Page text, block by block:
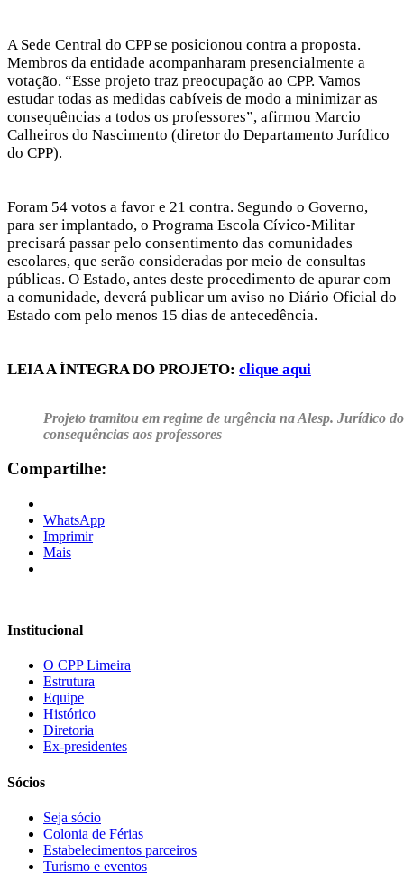
A Sede Central do CPP se posicionou contra a proposta.
Membros da entidade acompanharam presencialmente a
votação. “Esse projeto traz preocupação ao CPP. Vamos
estudar todas as medidas cabíveis de modo a minimizar as
consequências a todos os professores”, afirmou Marcio
Calheiros do Nascimento (diretor do Departamento Jurídico
do CPP).
Foram 54 votos a favor e 21 contra. Segundo o Governo,
para ser implantado, o Programa Escola Cívico-Militar
precisará passar pelo consentimento das comunidades
escolares, que serão consideradas por meio de consultas
públicas. O Estado, antes deste procedimento de apurar com
a comunidade, deverá publicar um aviso no Diário Oficial do
Estado com pelo menos 15 dias de antecedência.
LEIA A ÍNTEGRA DO PROJETO: clique aqui
Projeto tramitou em regime de urgência na Alesp. Jurídico
consequências aos professores
Compartilhe:
WhatsApp
Imprimir
Mais
Institucional
O CPP Limeira
Estrutura
Equipe
Histórico
Diretoria
Ex-presidentes
Sócios
Seja sócio
Colonia de Férias
Estabelecimentos parceiros
Turismo e eventos